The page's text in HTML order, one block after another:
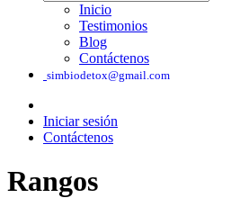
Inicio
Testimonios
Blog
Contáctenos
simbiodetox@gmail.com
Iniciar sesión
Contáctenos
Rangos